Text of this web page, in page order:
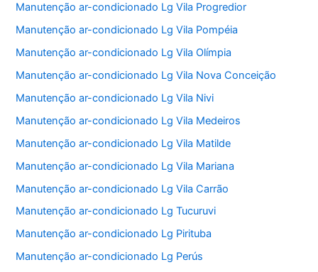
Manutenção ar-condicionado Lg Vila Progredior
Manutenção ar-condicionado Lg Vila Pompéia
Manutenção ar-condicionado Lg Vila Olímpia
Manutenção ar-condicionado Lg Vila Nova Conceição
Manutenção ar-condicionado Lg Vila Nivi
Manutenção ar-condicionado Lg Vila Medeiros
Manutenção ar-condicionado Lg Vila Matilde
Manutenção ar-condicionado Lg Vila Mariana
Manutenção ar-condicionado Lg Vila Carrão
Manutenção ar-condicionado Lg Tucuruvi
Manutenção ar-condicionado Lg Pirituba
Manutenção ar-condicionado Lg Perús